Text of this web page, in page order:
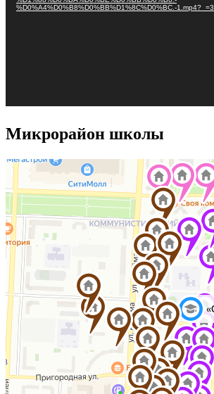
%D0%A4%D0%B8%D0%BB%D1%8C%D0%BC.-1.mp4?_=3
Микрорайон школы